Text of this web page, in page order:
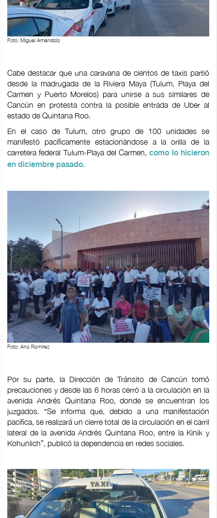
Foto: Miguel Améndola
Cabe destacar que una caravana de cientos de taxis partió
desde la madrugada de la Riviera Maya (Tulum, Playa del
Carmen y Puerto Morelos) para unirse a sus similares de
Cancún en protesta contra la posible entrada de Uber al
estado de Quintana Roo.
En el caso de Tulum, otro grupo de 100 unidades se
manifestó pacíficamente estacionándose a la orilla de la
carretera federal Tulum-Playa del Carmen,como lo hicieron
en diciembre pasado.
Foto: Ana Ramírez
Por su parte, la Dirección de Tránsito de Cancún tomó
precauciones y desde las 6 horas cerró a la circulación en la
avenida Andrés Quintana Roo, donde se encuentran los
juzgados. “Se informa que, debido a una manifestación
pacífica, se realizará un cierre total de la circulación en el carril
lateral de la avenida Andrés Quintana Roo, entre la Kinik y
Kohunlich”, publicó la dependencia en redes sociales.